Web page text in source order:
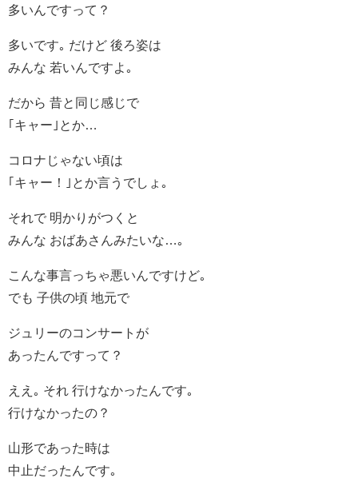
多いんですって？
多いです｡ だけど 後ろ姿は
みんな 若いんですよ｡
だから 昔と同じ感じで
｢キャー｣とか…
コロナじゃない頃は
｢キャー！｣とか言うでしょ｡
それで 明かりがつくと
みんな おばあさんみたいな…｡
こんな事言っちゃ悪いんですけど｡
でも 子供の頃 地元で
ジュリーのコンサートが
あったんですって？
ええ｡ それ 行けなかったんです｡
行けなかったの？
山形であった時は
中止だったんです｡